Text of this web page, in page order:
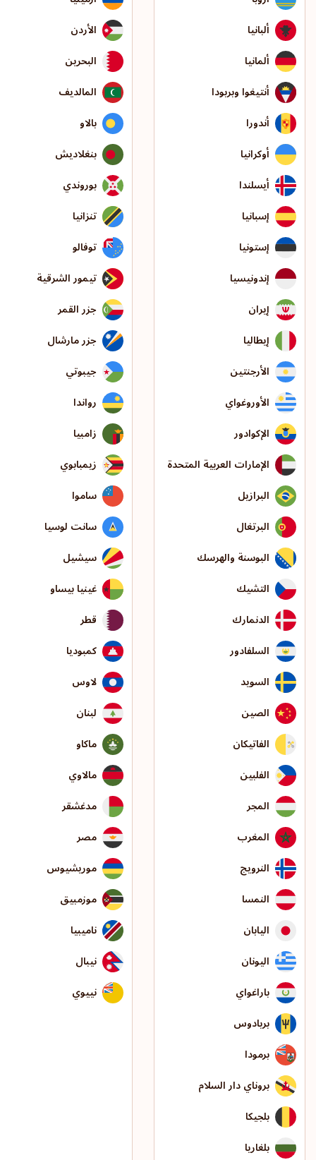
ألبانيا
ألمانيا
أنتيغوا وبربودا
أندورا
أوكرانيا
أيسلندا
إسبانيا
إستونيا
إندونيسيا
إيران
إيطاليا
الأرجنتين
الأوروغواي
الإكوادور
الإمارات العربية المتحدة
البرازيل
البرتغال
البوسنة والهرسك
التشيك
الدنمارك
السلفادور
السويد
الصين
الفاتيكان
الفلبين
المجر
المغرب
النرويج
النمسا
اليابان
اليونان
باراغواي
بربادوس
برمودا
بروناي دار السلام
بلجيكا
بلغاريا
الأردن
البحرين
المالديف
بالاو
بنغلاديش
بوروندي
تنزانيا
توفالو
تيمور الشرقية
جزر القمر
جزر مارشال
جيبوتي
رواندا
زامبيا
زيمبابوي
ساموا
سانت لوسيا
سيشيل
غينيا بيساو
قطر
كمبوديا
لاوس
لبنان
ماكاو
مالاوي
مدغشقر
مصر
موريشيوس
موزمبيق
ناميبيا
نيبال
نييوي